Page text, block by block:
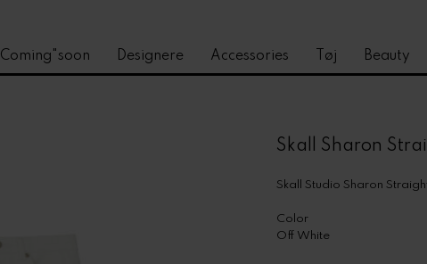
Coming"soon Designere Accessories Tøj Beauty
Skall Sharon
Skall Studio Sharon
Color
Off White